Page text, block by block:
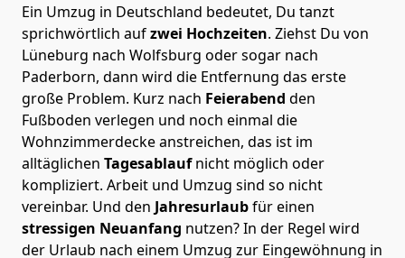
Ein Umzug in Deutschland bedeutet, Du tanzt
sprichwörtlich aufzwei Hochzeiten. Ziehst Du von
Lüneburg nach Wolfsburg oder sogar nach
Paderborn, dann wird die Entfernung das erste
große Problem. Kurz nach Feierabend den
Fußboden verlegen und noch einmal die
Wohnzimmerdecke anstreichen, das ist im
alltäglichen Tagesablaufnicht möglich oder
kompliziert. Arbeit und Umzug sind so nicht
vereinbar. Und den Jahresurlaubfür einen
stressigen Neuanfang nutzen? In der Regel wird
der Urlaub nach einem Umzug zur Eingewöhnung in